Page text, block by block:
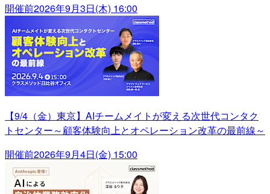
開催前2026年9月3日(木) 16:00
【9/4（金）東京】AIチームメイトが変える次世代コンタク
トセンター～顧客体験向上とオペレーション改革の最前線～
開催前2026年9月4日(金) 15:00